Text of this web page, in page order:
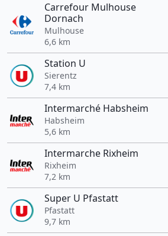
Carrefour Mulhouse
Dornach
Mulhouse
6,6 km
Station U
Sierentz
7,4 km
Intermarché Habsheim
Habsheim
5,6 km
Intermarche Rixheim
Rixheim
7,2 km
Super U Pfastatt
Pfastatt
9,7 km